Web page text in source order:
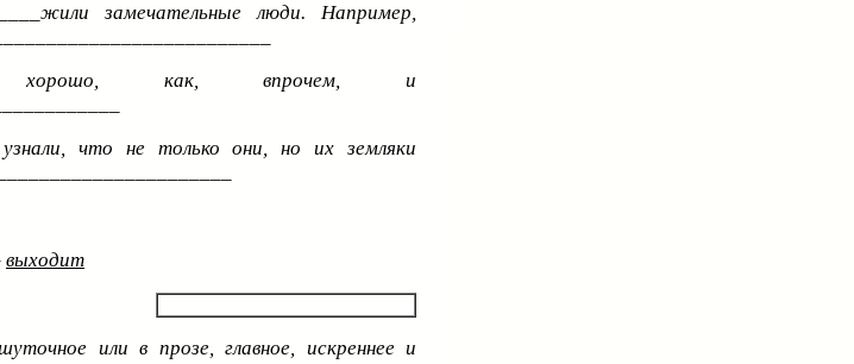
замечательные люди. Например,
как, впрочем, и
что не только они, но их земляки
выходит
или в прозе, главное, искреннее и